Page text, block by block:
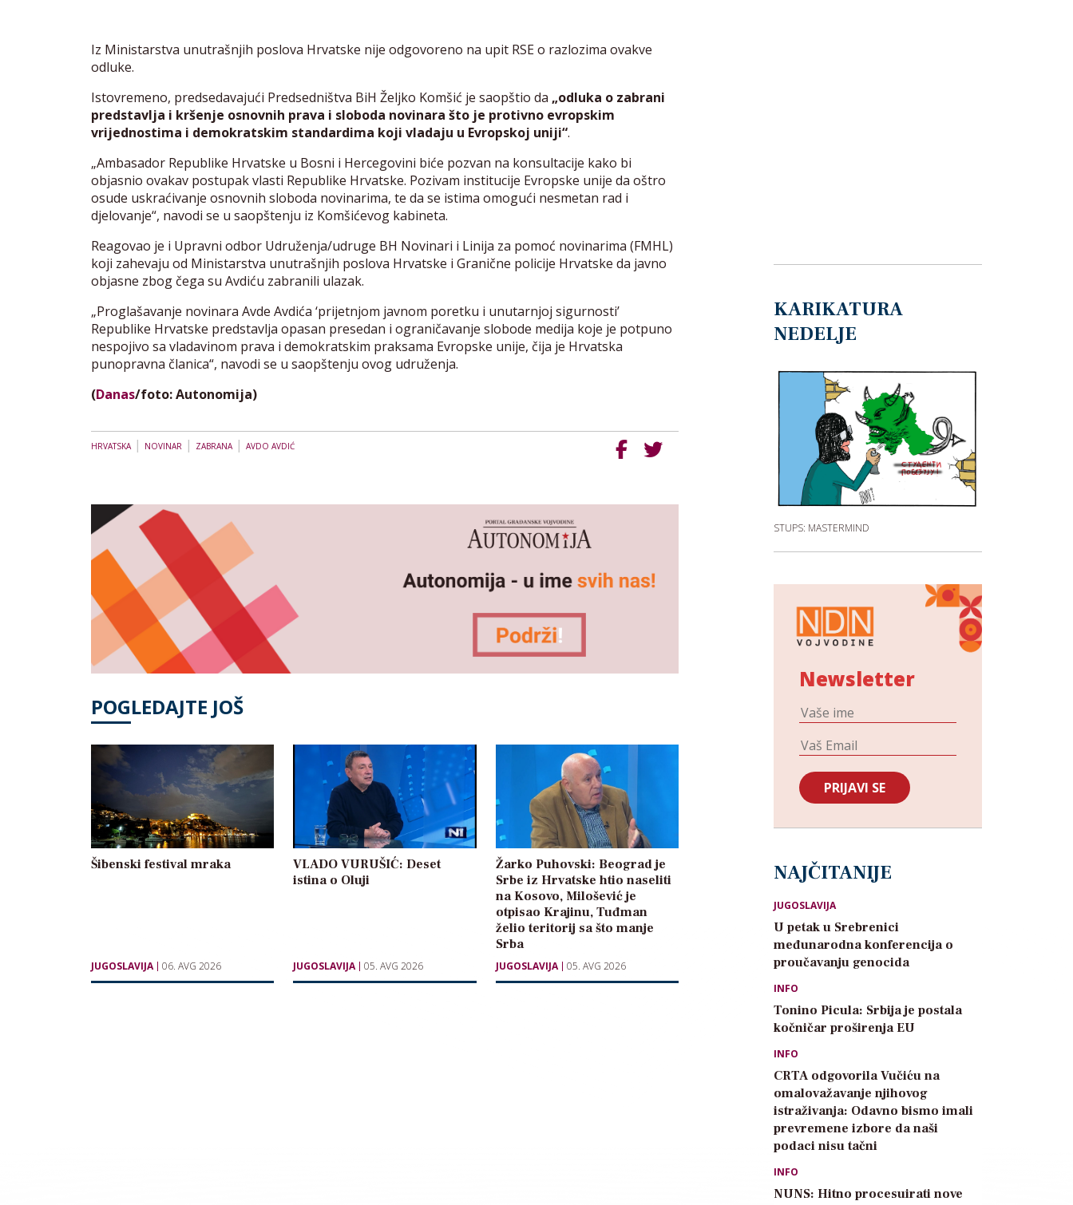
Iz Ministarstva unutrašnjih poslova Hrvatske nije odgovoreno na upit RSE o razlozima ovakve
odluke.
Istovremeno, predsedavajući Predsedništva BiH Željko Komšić je saopštio da „odluka o zabrani
predstavlja i kršenje osnovnih prava i sloboda novinara što je protivno evropskim
vrijednostima i demokratskim standardima koji vladaju u Evropskoj uniji“.
„Ambasador Republike Hrvatske u Bosni i Hercegovini biće pozvan na konsultacije kako bi
objasnio ovakav postupak vlasti Republike Hrvatske. Pozivam institucije Evropske unije da oštro
osude uskraćivanje osnovnih sloboda novinarima, te da se istima omogući nesmetan rad i
djelovanje“, navodi se u saopštenju iz Komšićevog kabineta.
Reagovao je i Upravni odbor Udruženja/udruge BH Novinari i Linija za pomoć novinarima (FMHL)
koji zahevaju od Ministarstva unutrašnjih poslova Hrvatske i Granične policije Hrvatske da javno
objasne zbog čega su Avdiću zabranili ulazak.
„Proglašavanje novinara Avde Avdića ‘prijetnjom javnom poretku i unutarnjoj sigurnosti’
Republike Hrvatske predstavlja opasan presedan i ograničavanje slobode medija koje je potpuno
nespojivo sa vladavinom prava i demokratskim praksama Evropske unije, čija je Hrvatska
punopravna članica“, navodi se u saopštenju ovog udruženja.
(Danas/foto: Autonomija)
HRVATSKA| NOVINAR | ZABRANA| AVDO AVDIĆ
POGLEDAJTE JOŠ
Šibenski festival mraka
JUGOSLAVIJA 06. AVG 2026
VLADO VURUŠIĆ: Deset
istina o Oluji
JUGOSLAVIJA 05. AVG 2026
Žarko Puhovski: Beograd je
Srbe iz Hrvatske htio naseliti
na Kosovo, Milošević je
otpisao Krajinu, Tuđman
želio teritorij sa što manje
Srba
JUGOSLAVIJA 05. AVG 2026
KARIKATURA
NEDELJE
STUPS: MASTERMIND
Newsletter
NAJČITANIJE
JUGOSLAVIJA
U petak u Srebrenici
međunarodna konferencija o
proučavanju genocida
INFO
Tonino Picula: Srbija je postala
kočničar proširenja EU
INFO
CRTA odgovorila Vučiću na
omalovažavanje njihovog
istraživanja: Odavno bismo imali
prevremene izbore da naši
podaci nisu tačni
INFO
NUNS: Hitno procesuirati nove